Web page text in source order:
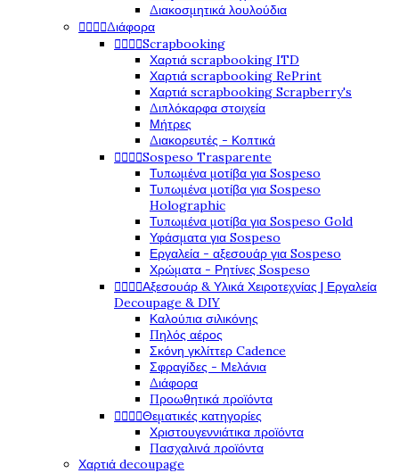
Διακοσμητικά λουλούδια
Διάφορα
Scrapbooking
Χαρτιά scrapbooking ITD
Χαρτιά scrapbooking RePrint
Χαρτιά scrapbooking Scrapberry's
Διπλόκαρφα στοιχεία
Μήτρες
Διακορευτές - Κοπτικά
Sospeso Trasparente
Τυπωμένα μοτίβα για Sospeso
Τυπωμένα μοτίβα για Sospeso
Holographic
Τυπωμένα μοτίβα για Sospeso Gold
Υφάσματα για Sospeso
Εργαλεία - αξεσουάρ για Sospeso
Χρώματα - Ρητίνες Sospeso
Αξεσουάρ & Υλικά Χειροτεχνίας | Εργαλεία
Decoupage & DIY
Καλούπια σιλικόνης
Πηλός αέρος
Σκόνη γκλίττερ Cadence
Σφραγίδες - Μελάνια
Διάφορα
Προωθητικά προϊόντα
Θεματικές κατηγορίες
Χριστουγεννιάτικα προϊόντα
Πασχαλινά προϊόντα
Χαρτιά decoupage